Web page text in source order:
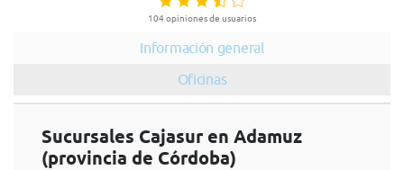
104 opiniones de usuarios
Información general
Oficinas
Sucursales Cajasur en Adamuz
(provincia de Córdoba)